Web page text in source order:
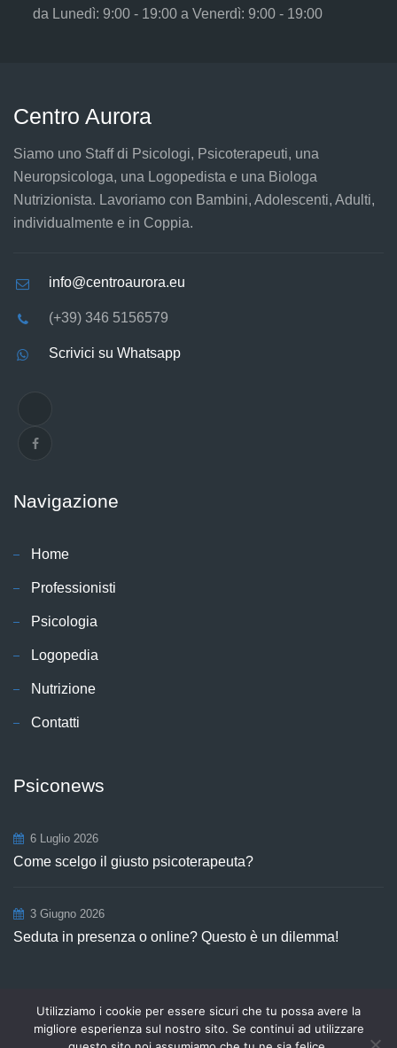
da Lunedì: 9:00 - 19:00 a Venerdì: 9:00 - 19:00
Centro Aurora
Siamo uno Staff di Psicologi, Psicoterapeuti, una
Neuropsicologa, una Logopedista e una Biologa
Nutrizionista. Lavoriamo con Bambini, Adolescenti, Adulti,
individualmente e in Coppia.
info@centroaurora.eu
(+39) 346 5156579
Scrivici su Whatsapp
Navigazione
Home
Professionisti
Psicologia
Logopedia
Nutrizione
Contatti
Psiconews
6 Luglio 2026
Come scelgo il giusto psicoterapeuta?
3 Giugno 2026
Seduta in presenza o online? Questo è un dilemma!
Copyright © 2026Centro AuroraP.Iva 03498921208. Tutti i diritti
riservati | webmastering bySGWEB.
Utilizziamo i cookie per essere sicuri che tu possa avere la
migliore esperienza sul nostro sito. Se continui ad utilizzare